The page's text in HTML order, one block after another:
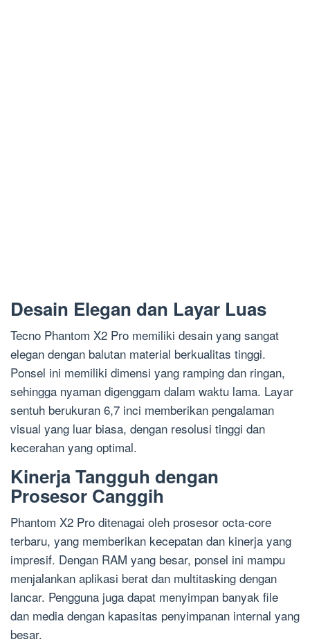
Desain Elegan dan Layar Luas
Tecno Phantom X2 Pro memiliki desain yang sangat
elegan dengan balutan material berkualitas tinggi.
Ponsel ini memiliki dimensi yang ramping dan ringan,
sehingga nyaman digenggam dalam waktu lama. Layar
sentuh berukuran 6,7 inci memberikan pengalaman
visual yang luar biasa, dengan resolusi tinggi dan
kecerahan yang optimal.
Kinerja Tangguh dengan
Prosesor Canggih
Phantom X2 Pro ditenagai oleh prosesor octa-core
terbaru, yang memberikan kecepatan dan kinerja yang
impresif. Dengan RAM yang besar, ponsel ini mampu
menjalankan aplikasi berat dan multitasking dengan
lancar. Pengguna juga dapat menyimpan banyak file
dan media dengan kapasitas penyimpanan internal yang
besar.